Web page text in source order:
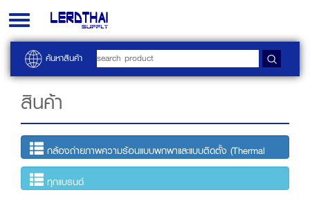
Toggle
navigation
ค้นหาสินค้า
สินค้า
กล้องถ่ายภาพความร้อนแบบพกพาและแบบติดตั้ง (Thermal
Imaging)
ทุกแบรนด์